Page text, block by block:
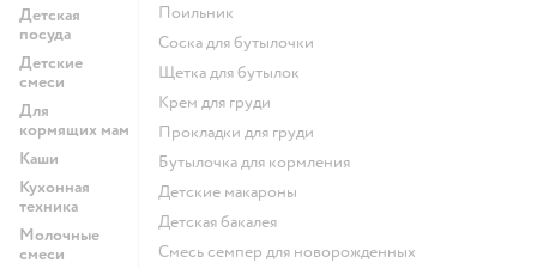
Детская
посуда
Детские
смеси
Для
кормящих мам
Каши
Кухонная
техника
Молочные
смеси
поильник
соска для бутылочки
щетка для бутылок
крем для груди
прокладки для груди
бутылочка для кормления
детские макароны
детская бакалея
смесь семпер для новорожденных